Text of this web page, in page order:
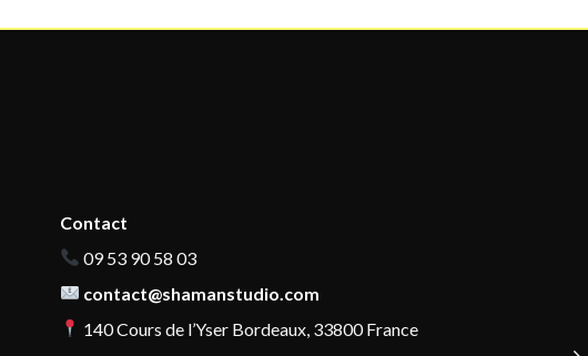
Contact
09 53 90 58 03
contact@shamanstudio.com
140 Cours de l’Yser Bordeaux, 33800 France